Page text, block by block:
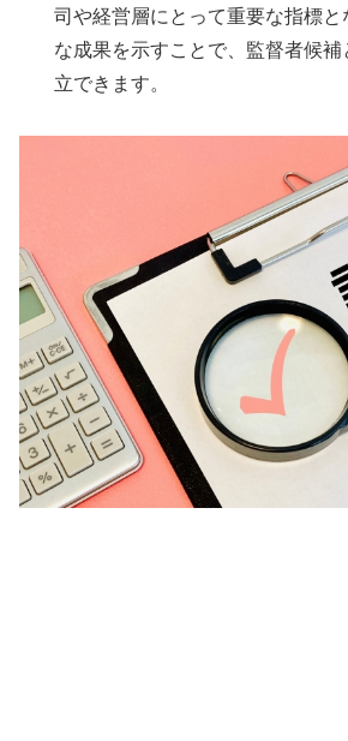
司や経営層にとって重要な指標
な成果を示すことで、監督者候
立できます。